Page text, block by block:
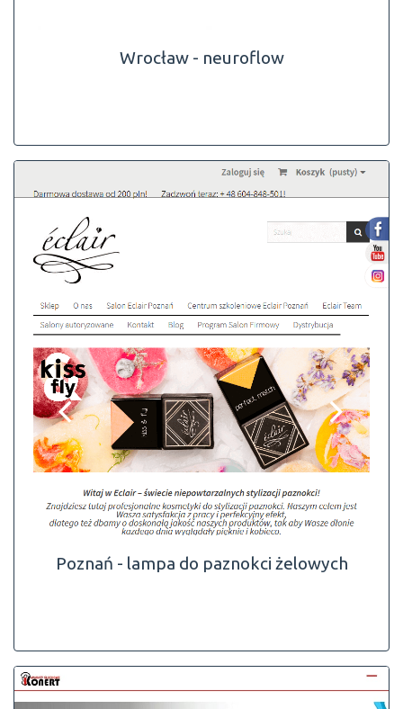
Wrocław - neuroflow
Poznań - lampa do paznokci żelowych